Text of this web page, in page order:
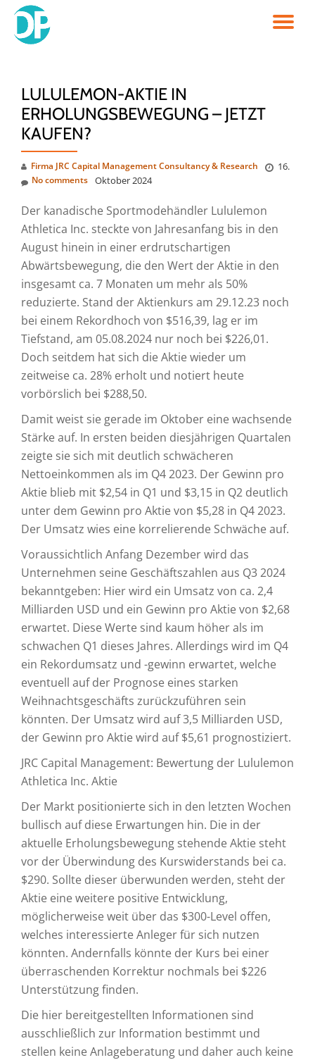
Skip
LULULEMON-AKTIE IN
ERHOLUNGSBEWEGUNG – JETZT
KAUFEN?
Firma JRC Capital Management Consultancy & Research
16.
Oktober 2024
No comments
Der kanadische Sportmodehändler Lululemon
Athletica Inc. steckte von Jahresanfang bis in den
August hinein in einer erdrutschartigen
Abwärtsbewegung, die den Wert der Aktie in den
insgesamt ca. 7 Monaten um mehr als 50%
reduzierte. Stand der Aktienkurs am 29.12.23 noch
bei einem Rekordhoch von $516,39, lag er im
Tiefstand, am 05.08.2024 nur noch bei $226,01.
Doch seitdem hat sich die Aktie wieder um
zeitweise ca. 28% erholt und notiert heute
vorbörslich bei $288,50.
Damit weist sie gerade im Oktober eine wachsende
Stärke auf. In ersten beiden diesjährigen Quartalen
zeigte sie sich mit deutlich schwächeren
Nettoeinkommen als im Q4 2023. Der Gewinn pro
Aktie blieb mit $2,54 in Q1 und $3,15 in Q2 deutlich
unter dem Gewinn pro Aktie von $5,28 in Q4 2023.
Der Umsatz wies eine korrelierende Schwäche auf.
Voraussichtlich Anfang Dezember wird das
Unternehmen seine Geschäftszahlen aus Q3 2024
bekanntgeben: Hier wird ein Umsatz von ca. 2,4
Milliarden USD und ein Gewinn pro Aktie von $2,68
erwartet. Diese Werte sind kaum höher als im
schwachen Q1 dieses Jahres. Allerdings wird im Q4
ein Rekordumsatz und -gewinn erwartet, welche
eventuell auf der Prognose eines starken
Weihnachtsgeschäfts zurückzuführen sein
könnten. Der Umsatz wird auf 3,5 Milliarden USD,
der Gewinn pro Aktie wird auf $5,61 prognostiziert.
JRC Capital Management: Bewertung der Lululemon
Athletica Inc. Aktie
Der Markt positionierte sich in den letzten Wochen
bullisch auf diese Erwartungen hin. Die in der
aktuelle Erholungsbewegung stehende Aktie steht
vor der Überwindung des Kurswiderstands bei ca.
$290. Sollte dieser überwunden werden, steht der
Aktie eine weitere positive Entwicklung,
möglicherweise weit über das $300-Level offen,
welches interessierte Anleger für sich nutzen
könnten. Andernfalls könnte der Kurs bei einer
überraschenden Korrektur nochmals bei $226
Unterstützung finden.
Die hier bereitgestellten Informationen sind
ausschließlich zur Information bestimmt und
stellen keine Anlageberatung und daher auch keine